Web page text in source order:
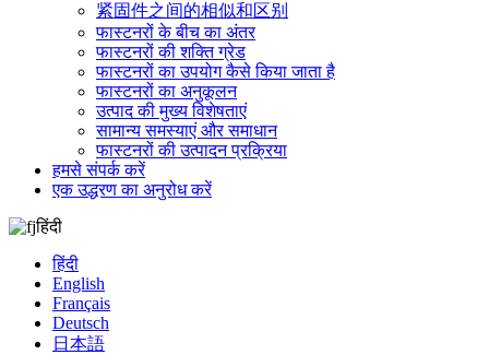
紧固件之间的相似和区别
फास्टनरों के बीच का अंतर
फास्टनरों की शक्ति ग्रेड
फास्टनरों का उपयोग कैसे किया जाता है
फास्टनरों का अनुकूलन
उत्पाद की मुख्य विशेषताएं
सामान्य समस्याएं और समाधान
फास्टनरों की उत्पादन प्रक्रिया
हमसे संपर्क करें
एक उद्धरण का अनुरोध करें
हिंदी
हिंदी
English
Français
Deutsch
日本語